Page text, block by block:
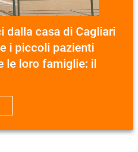
dalla casa di Cagliari
i piccoli pazienti
le loro famiglie: il